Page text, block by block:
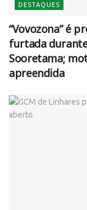
DESTAQUES
“Vovozona” é
furtada
Sooretama;
apreendida